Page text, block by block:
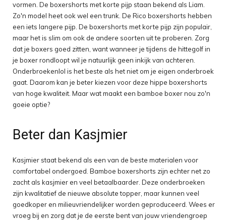
vormen. De boxershorts met korte pijp staan bekend als Liam.
Zo'n model heet ook wel een trunk. De Rico boxershorts hebben
een iets langere pijp. De boxershorts met korte pijp zijn populair,
maar het is slim om ook de andere soorten uit te proberen. Zorg
dat je boxers goed zitten, want wanneer je tijdens de hittegolf in
je boxer rondloopt wil je natuurlijk geen inkijk van achteren.
Onderbroekenlol is het beste als het niet om je eigen onderbroek
gaat. Daarom kan je beter kiezen voor deze hippe boxershorts
van hoge kwaliteit. Maar wat maakt een bamboe boxer nou zo'n
goeie optie?
Beter dan Kasjmier
Kasjmier staat bekend als een van de beste materialen voor
comfortabel ondergoed. Bamboe boxershorts zijn echter net zo
zacht als kasjmier en veel betaalbaarder. Deze onderbroeken
zijn kwalitatief de nieuwe absolute topper, maar kunnen veel
goedkoper en milieuvriendelijker worden geproduceerd. Wees er
vroeg bij en zorg dat je de eerste bent van jouw vriendengroep